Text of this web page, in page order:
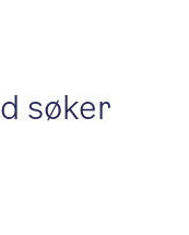
søker